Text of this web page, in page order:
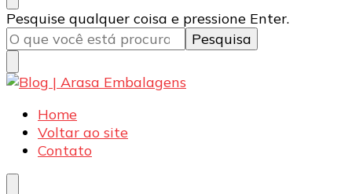
Blog | Arasa Embalagens
Confira conteúdos sobre embalagens para pizzas,
doces e salgados. Tudo para seu comércio com a
qualidade Arasa. Leia nossos conteúdos!
Procurando
algo?
Pesquise qualquer coisa e pressione Enter.
Blog | Arasa Embalagens
Confira conteúdos sobre embalagens para pizzas,
doces e salgados. Tudo para seu comércio com a
qualidade Arasa. Leia nossos conteúdos!
Home
Voltar ao site
Contato